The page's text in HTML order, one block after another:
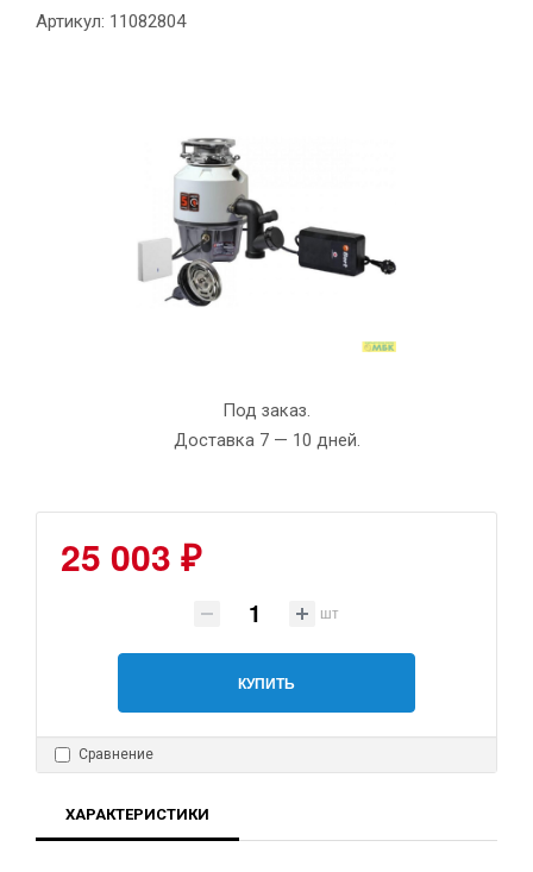
Артикул: 11082804
Под заказ.
Доставка 7 — 10 дней.
25 003 ₽
шт
КУПИТЬ
Сравнение
ХАРАКТЕРИСТИКИ